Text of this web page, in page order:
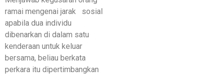
ramai mengenai jarak sosial
apabila dua individu
dibenarkan di dalam satu
kenderaan untuk keluar
bersama, beliau berkata
perkara itu dipertimbangkan